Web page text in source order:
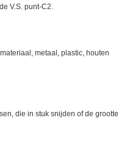
V.S. punt-C2.
metaal, plastic, houten
die in stuk snijden of de grootte